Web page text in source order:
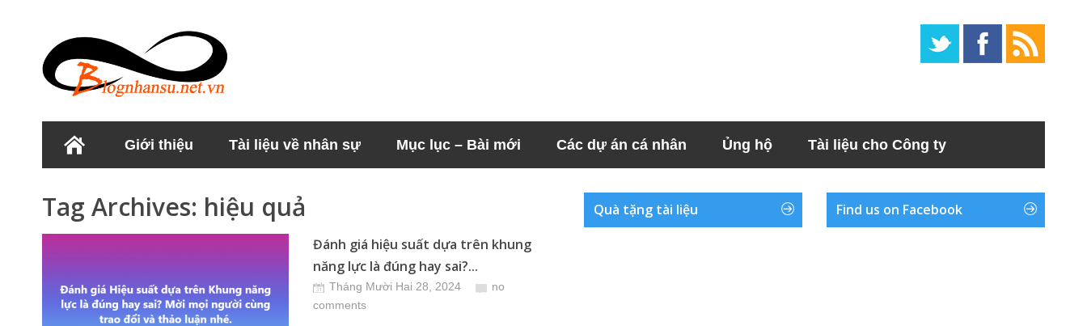
Giới thiệu Tài liệu về nhân sự Mục lục – Bài mới Các dự án cá nhân Ủng hộ Tài liệu cho Công ty
Tag Archives: hiệu quả
Đánh giá hiệu suất dựa trên khung
năng lực là đúng hay sai?...
Tháng Mười Hai 28, 2024
no
comments
Quà tặng tài liệu Find us on Facebook